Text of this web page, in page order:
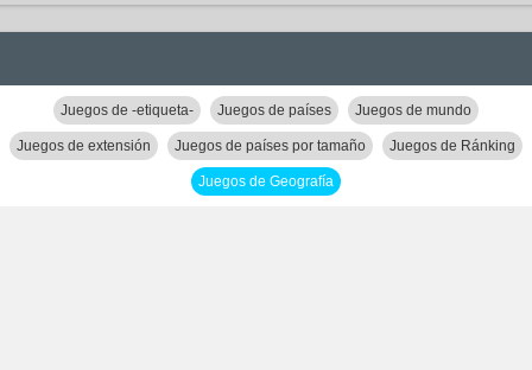
Juegos de -etiqueta- Juegos de países Juegos de mundo
Juegos de extensión Juegos de países por tamaño Juegos de Ránking
Juegos de Geografía